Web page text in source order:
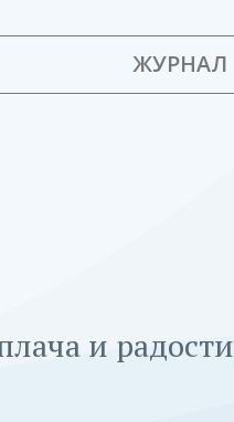
ЖУРНАЛ
и радости